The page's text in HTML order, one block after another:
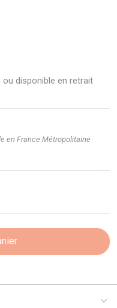
disponible en retrait
en France Métropolitaine